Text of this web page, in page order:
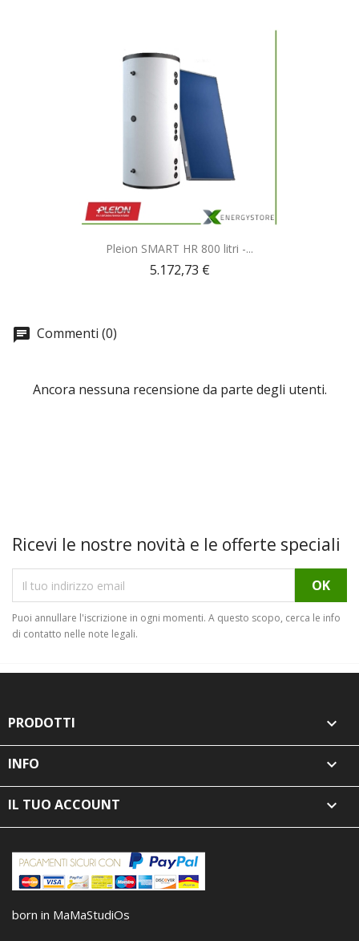
Anteprima
Pleion SMART HR 800 litri -...
5.172,73 €
Commenti (0)
Ancora nessuna recensione da parte degli utenti.
Ricevi le nostre novità e le offerte speciali
Puoi annullare l'iscrizione in ogni momenti. A questo scopo, cerca le info
di contatto nelle note legali.
PRODOTTI 
INFO 
IL TUO ACCOUNT 
born in MaMaStudiOs